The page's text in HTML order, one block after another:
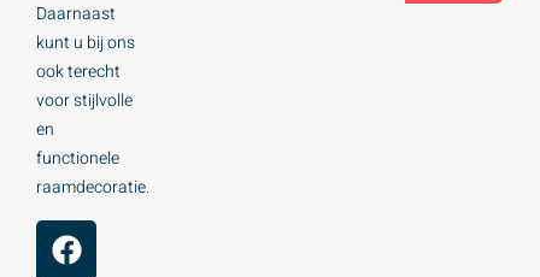
Daarnaast
kunt u bij ons
ook terecht
voor stijlvolle
en
functionele
raamdecoratie.